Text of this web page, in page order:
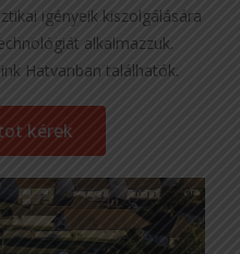
igényeik kiszolgálására
alkalmazzuk.
Hatvanban találhatók.
kérek